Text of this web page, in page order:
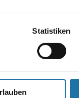
Statistiken